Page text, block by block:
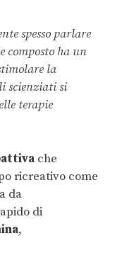
spesso parlare
composto ha un
la
scienziati si
terapie
che
ricreativo come
da
di
,